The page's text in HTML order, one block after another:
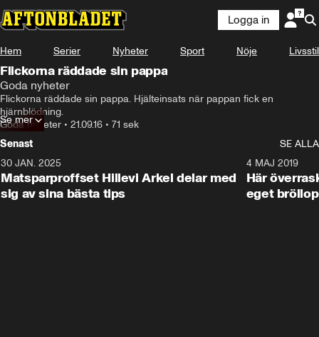
Logga in
Hem Serier Nyheter Sport Nöje Livsstil
Flickorna räddade sin pappa
Goda nyheter
Flickorna räddade sin pappa. Hjälteinsats när pappan fick en
hjärnblödning.
Goda nyheter • 21.09.16 • 71 sek
Se mer
Senast
SE ALLA
30 JAN. 2025
Matsparproffset Hillevi Arkel delar med
sig av sina bästa tips
4 MAJ 2019
Här
eget bröllop